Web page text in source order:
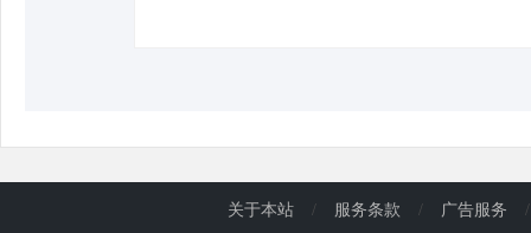
关于本站 / 服务条款 / 广告服务 /